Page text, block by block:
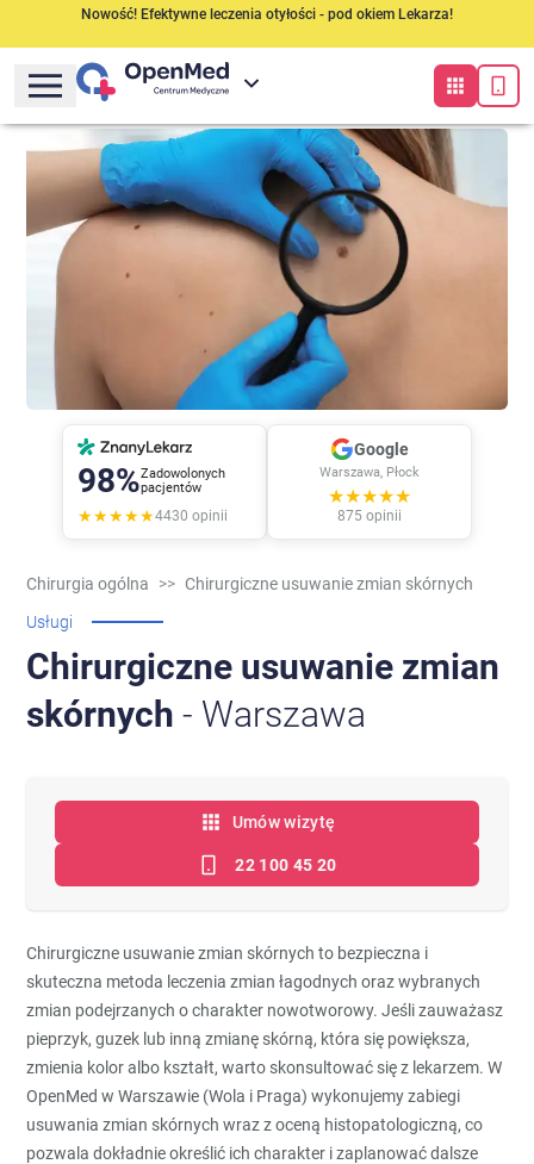
Nowość! Efektywne leczenia otyłości - pod okiem Lekarza!
98%Zadowolonych
pacjentów
★★★★★4430 opinii
Google
Warszawa, Płock
★★★★★
875 opinii
Chirurgia ogólna >> Chirurgiczne usuwanie zmian skórnych
Usługi
Chirurgiczne usuwanie zmian
skórnych - Warszawa
Umów wizytę
22 100 45 20
Chirurgiczne usuwanie zmian skórnych to bezpieczna i
skuteczna metoda leczenia zmian łagodnych oraz wybranych
zmian podejrzanych o charakter nowotworowy. Jeśli zauważasz
pieprzyk, guzek lub inną zmianę skórną, która się powiększa,
zmienia kolor albo kształt, warto skonsultować się z lekarzem. W
OpenMed w Warszawie (Wola i Praga) wykonujemy zabiegi
usuwania zmian skórnych wraz z oceną histopatologiczną, co
pozwala dokładnie określić ich charakter i zaplanować dalsze